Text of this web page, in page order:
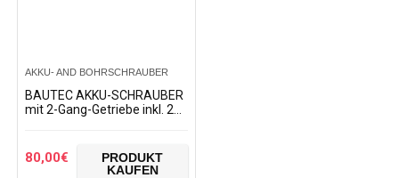
AKKU- AND BOHRSCHRAUBER
BAUTEC AKKU-SCHRAUBER
mit 2-Gang-Getriebe inkl. 2x
80,00€
PRODUKT
KAUFEN